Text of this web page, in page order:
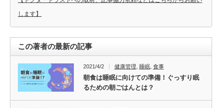
します】
この著者の最新の記事
2021/4/2 健康管理 睡眠, 食事
朝食は睡眠に向けての準備！ぐっすり眠
るための朝ごはんとは？